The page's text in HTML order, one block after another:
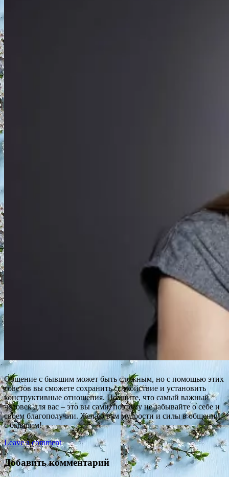
Общение с бывшим может быть сложным, но с помощью этих
советов вы сможете сохранить спокойствие и установить
конструктивные отношения. Помните, что самый важный
человек для вас – это вы сами, поэтому не забывайте о себе и
своем благополучии. Желаю вам мудрости и силы в общении
с бывшим!
Leave a comment
Добавить комментарий